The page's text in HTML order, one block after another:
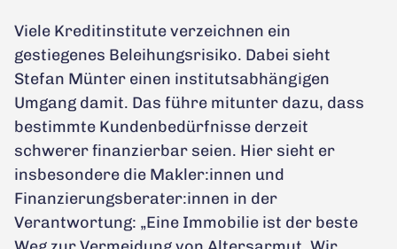
Viele Kreditinstitute verzeichnen ein
gestiegenes Beleihungsrisiko. Dabei sieht
Stefan Münter einen institutsabhängigen
Umgang damit. Das führe mitunter dazu, dass
bestimmte Kundenbedürfnisse derzeit
schwerer finanzierbar seien. Hier sieht er
insbesondere die Makler:innen und
Finanzierungsberater:innen in der
Verantwortung: „Eine Immobilie ist der beste